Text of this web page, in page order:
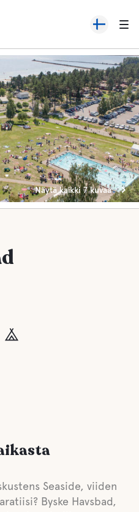
Näytä kaikki 7 kuvaa
Seaside, viiden
Byske Havsbad,